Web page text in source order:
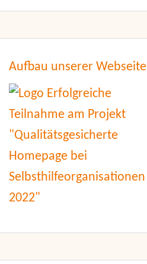
Aufbau unserer Webseite